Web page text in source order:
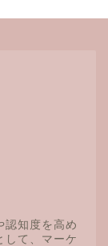
認知度を高め
して、マーケ